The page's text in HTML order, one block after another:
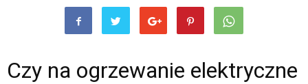
Czy na ogrzewanie elektryczne